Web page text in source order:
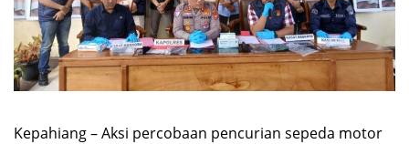
Kepahiang – Aksi percobaan pencurian sepeda motor